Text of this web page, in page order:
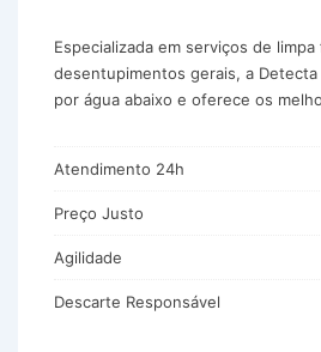
Especializada em serviços de limpa
desentupimentos gerais, a
por água abaixo e oferece os
Atendimento 24h
Preço Justo
Agilidade
Descarte Responsável